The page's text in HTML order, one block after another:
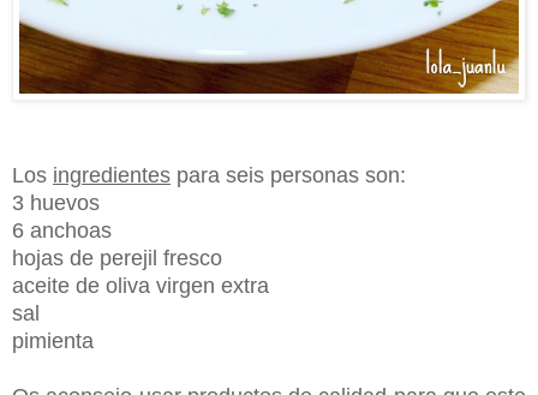
Los ingredientes para seis personas son:
3 huevos
6 anchoas
hojas de perejil fresco
aceite de oliva virgen extra
sal
pimienta